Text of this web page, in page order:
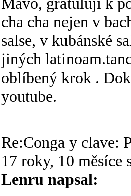
cha cha nejen v
salse, v kubánské
jiných
oblíbený krok .
youtube.
Re:Conga y clave:
17 roky, 10 měsíce
Lenru napsal: